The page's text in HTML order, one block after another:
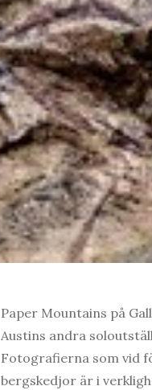
Paper Mountains på
Austins andra
Fotografierna som vid
bergskedjor är i